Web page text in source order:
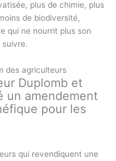
plus de chimie, plus
de biodiversité,
qui ne nourrit plus son
suivre.
des agriculteurs
Duplomb et
un amendement
pour les
qui revendiquent une